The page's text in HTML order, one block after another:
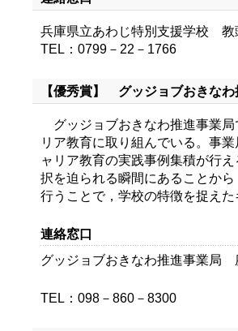
兵庫県立あわじ特別支援学校
TEL：0799－22－1766
【優秀賞】 グッジョブおきなわ
グッジョブおきなわ推進事業局
リア教育に取り組んでいる。事
ャリア教育の実践事例集積が行
択を迫られる瞬間にあることか
行うことで，学校の特徴を捉え
連絡窓口
グッジョブおきなわ推進事業
TEL：098－860－8300